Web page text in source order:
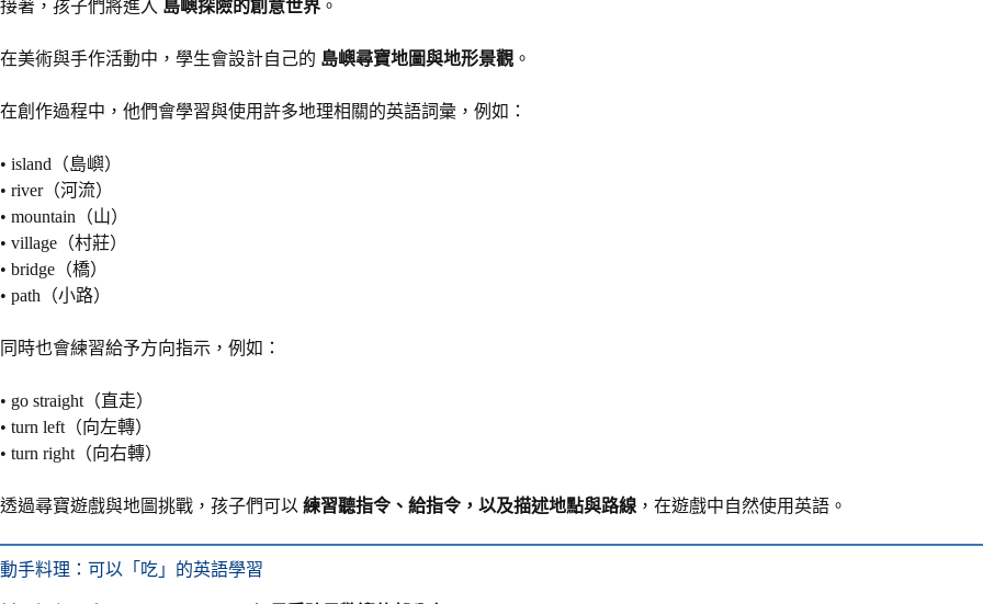
接著，孩子們將進入 島嶼探險的創意世界 。
在美術與手作活動中，學生會設計自己的 島嶼尋寶地圖與地形景觀 。
在創作過程中，他們會學習與使用許多地理相關的英語詞彙，例如：
• island（島嶼）
• river（河流）
• mountain（山）
• village（村莊）
• bridge（橋）
• path（小路）
同時也會練習給予方向指示，例如：
• go straight（直走）
• turn left（向左轉）
• turn right（向右轉）
透過尋寶遊戲與地圖挑戰，孩子們可以 練習聽指令、給指令，以及描述地點與路線 ，在遊戲中自然使用英語。
動手料理：可以「吃」的英語學習